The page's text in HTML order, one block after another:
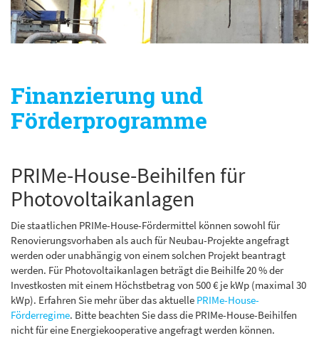
Finanzierung und
Förderprogramme
PRIMe-House-Beihilfen für
Photovoltaikanlagen
Die staatlichen PRIMe-House-Fördermittel können sowohl für
Renovierungsvorhaben als auch für Neubau-Projekte angefragt
werden oder unabhängig von einem solchen Projekt beantragt
werden. Für Photovoltaikanlagen beträgt die Beihilfe 20 % der
Investkosten mit einem Höchstbetrag von 500 € je kWp (maximal 30
kWp). Erfahren Sie mehr über das aktuelle PRIMe-House-
Förderregime. Bitte beachten Sie dass die PRIMe-House-Beihilfen
nicht für eine Energiekooperative angefragt werden können.